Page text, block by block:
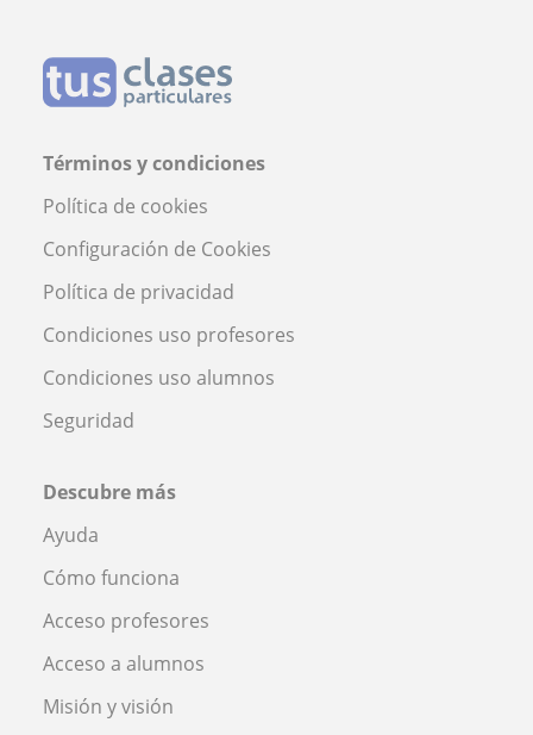
Términos y condiciones
Política de cookies
Configuración de Cookies
Política de privacidad
Condiciones uso profesores
Condiciones uso alumnos
Seguridad
Descubre más
Ayuda
Cómo funciona
Acceso profesores
Acceso a alumnos
Misión y visión